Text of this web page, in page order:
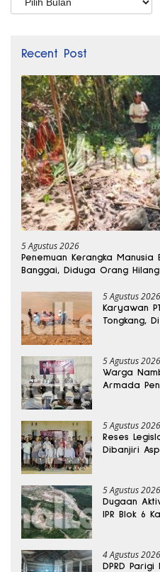
Recent Post
5 Agustus 2026
Penemuan Kerangka Manusia
Banggai, Diduga Orang
5 Agustus 2026
Karyawan
Tongkang,
5 Agustus 2026
Warga
Armada
5 Agustus 2026
Reses
Dibanjiri
5 Agustus 2026
Dugaan
IPR Blok 6
4 Agustus 2026
DPRD